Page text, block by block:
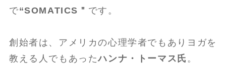
で“SOMATICS＂ です。
創始者は、アメリカの心理学者でもありヨガを
教える人でもあったハンナ・トーマス氏 。